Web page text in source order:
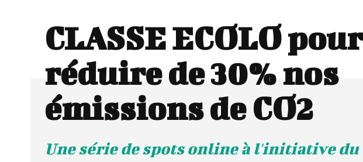
CLASSE ECOLO pour
réduire de 30% nos
émissions de CO2
Une série de spots online à l'initiative du